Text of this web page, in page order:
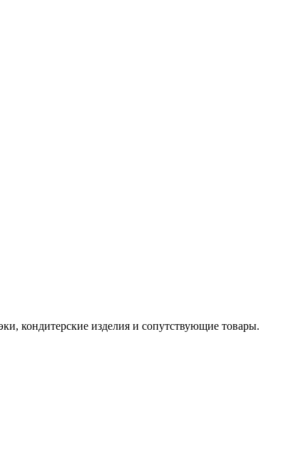
кондитерские изделия и сопутствующие товары.